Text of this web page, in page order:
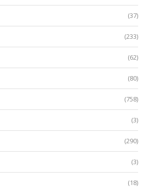
(37)
(233)
(62)
(80)
(758)
(3)
(290)
(3)
(18)